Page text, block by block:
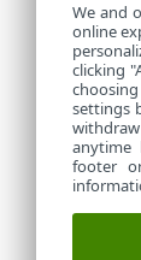
We and
online
clicking
settings
anytime
footer